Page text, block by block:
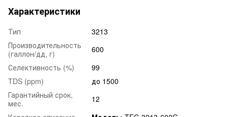
Характеристики
Тип
3213
Производительность
(галлон/дд, г)
600
Селективность (%)
99
TDS (ppm)
до 1500
Гарантийный срок,
мес.
12